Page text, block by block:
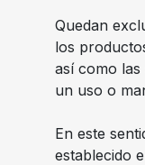
Quedan
los
así como las
un uso o
En este
establecido